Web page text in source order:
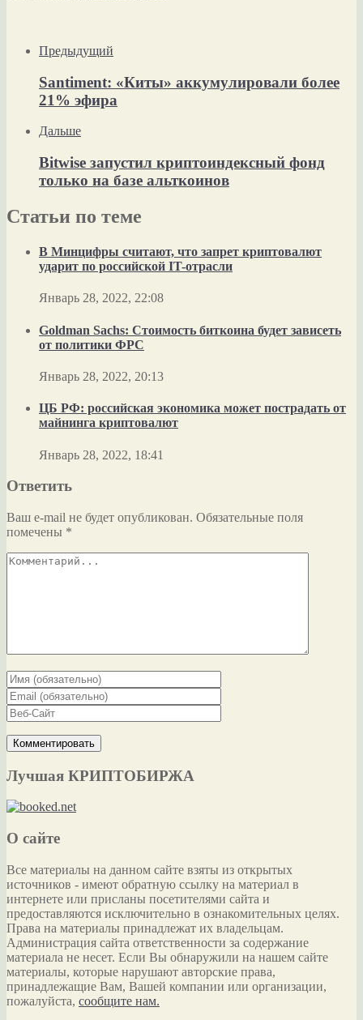
Предыдущий
Santiment: «Киты» аккумулировали более
21% эфира
Дальше
Bitwise запустил криптоиндексный фонд
только на базе альткоинов
Статьи по теме
В Минцифры считают, что запрет криптовалют
ударит по российской IT-отрасли
Январь 28, 2022, 22:08
Goldman Sachs: Стоимость биткоина будет зависеть
от политики ФРС
Январь 28, 2022, 20:13
ЦБ РФ: российская экономика может пострадать от
майнинга криптовалют
Январь 28, 2022, 18:41
Ответить
Ваш e-mail не будет опубликован. Обязательные поля
помечены *
Лучшая КРИПТОБИРЖА
О сайте
Все материалы на данном сайте взяты из открытых
источников - имеют обратную ссылку на материал в
интернете или присланы посетителями сайта и
предоставляются исключительно в ознакомительных целях.
Права на материалы принадлежат их владельцам.
Администрация сайта ответственности за содержание
материала не несет. Если Вы обнаружили на нашем сайте
материалы, которые нарушают авторские права,
принадлежащие Вам, Вашей компании или организации,
пожалуйста, сообщите нам.